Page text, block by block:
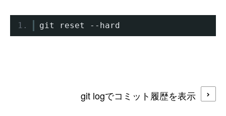
git reset -- hard
git logでコミット履歴を表示